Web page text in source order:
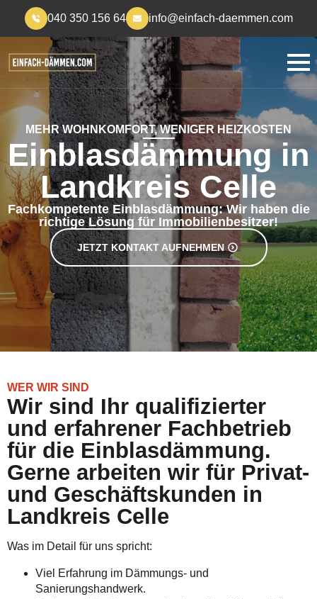
040 350 156 64 info@einfach-daemmen.com
MEHR WOHNKOMFORT, WENIGER HEIZKOSTEN
Einblasdämmung in
Landkreis Celle
Fachkompetente Einblasdämmung: Wir haben die
richtige Lösung für Immobilienbesitzer!
JETZT KONTAKT AUFNEHMEN
WER WIR SIND
Wir sind Ihr qualifizierter
und erfahrener Fachbetrieb
für die Einblasdämmung.
Gerne arbeiten wir für Privat-
und Geschäftskunden in
Landkreis Celle
Was im Detail für uns spricht:
Viel Erfahrung im Dämmungs- und
Sanierungshandwerk.